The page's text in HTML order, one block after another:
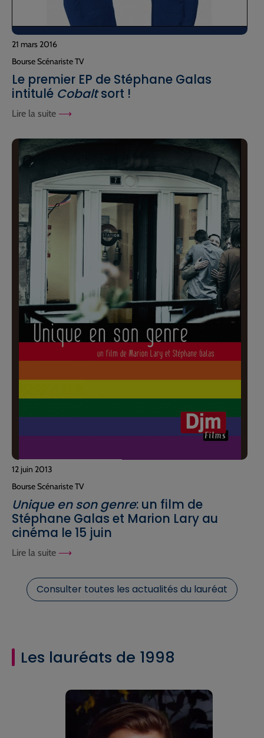
21 mars 2016
Bourse Scénariste TV
Le premier EP de Stéphane Galas
intitulé Cobaltsort !
Lire la suite
12 juin 2013
Bourse Scénariste TV
Unique en son genre: un film de
Stéphane Galas et Marion Lary au
cinéma le 15 juin
Lire la suite
Consulter toutes les actualités du lauréat
Les lauréats de 1998